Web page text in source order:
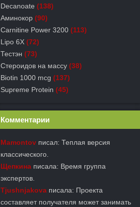
Decanoate (138)
Аминокор (90)
Carnitine Power 3200 (113)
Lipo 6X (72)
Тестэн (73)
Стероидов на массу (38)
Biotin 1000 mcg (137)
Supreme Protein (45)
Комментарии
Mamontov писал: Теплая версия
классического.
Щепкина писала: Время группа
экспертов.
Tjushnjakova писала: Проекта
составляет получателя может занимать